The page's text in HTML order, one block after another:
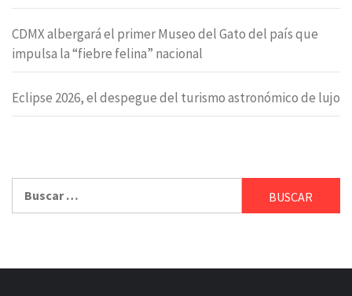
CDMX albergará el primer Museo del Gato del país que
impulsa la “fiebre felina” nacional
Eclipse 2026, el despegue del turismo astronómico de lujo